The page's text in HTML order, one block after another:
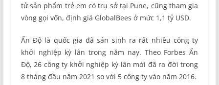
tử sản phẩm trẻ em có trụ sở tại Pune, cũng tham gia
vòng gọi vốn, định giá GlobalBees ở mức 1,1 tỷ USD.
Ấn Độ là quốc gia đã sản sinh ra rất nhiều công ty
khởi nghiệp kỳ lân trong năm nay. Theo Forbes Ấn
Độ, 26 công ty khởi nghiệp kỳ lân mới đã ra đời trong
8 tháng đầu năm 2021 so với 5 công ty vào năm 2016.